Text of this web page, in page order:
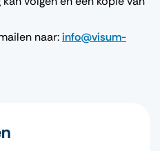
naar:info@visum-